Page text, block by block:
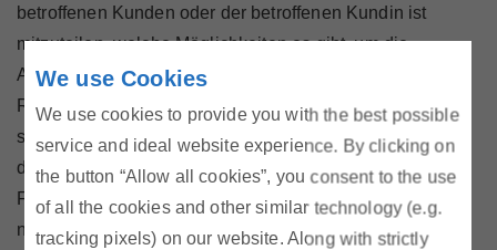
We use Cookies
We use cookies to provide you with the best possible
service and ideal website experience. By clicking on
the button “Allow all cookies”, you consent to the use
of all the cookies and other similar technology (e.g.
tracking pixels) on our website. Along with strictly
betroffenen Kunden oder der betroffenen Kundin ist
mitzuteilen, welche Möglichkeiten es gibt, um die
Abschaltung zu verhindern – wie beispielsweise
Ratenzahlung, Vorauszahlungszähler oder auch welche
sozialen Einrichtungen der Kunde oder die Kundin in
dieser Notlage kontaktieren sollte.
Für Kunden, die einen Smart Meter
besitzen, wird es in
naher Zukunft noch
mehr Angebote am Markt geben: